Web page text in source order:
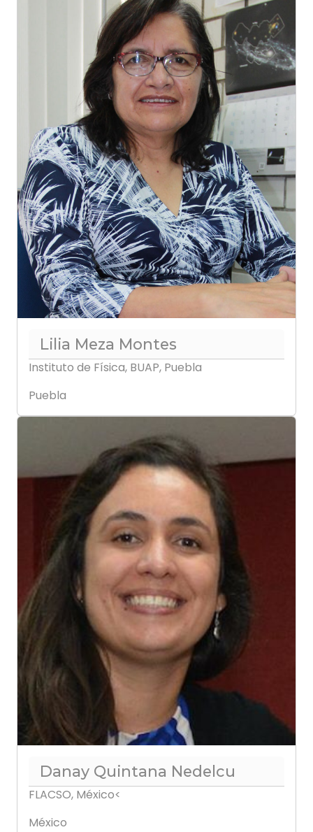
Lilia Meza Montes
Instituto de Física, BUAP, Puebla
Puebla
Danay Quintana Nedelcu
FLACSO, México<
México